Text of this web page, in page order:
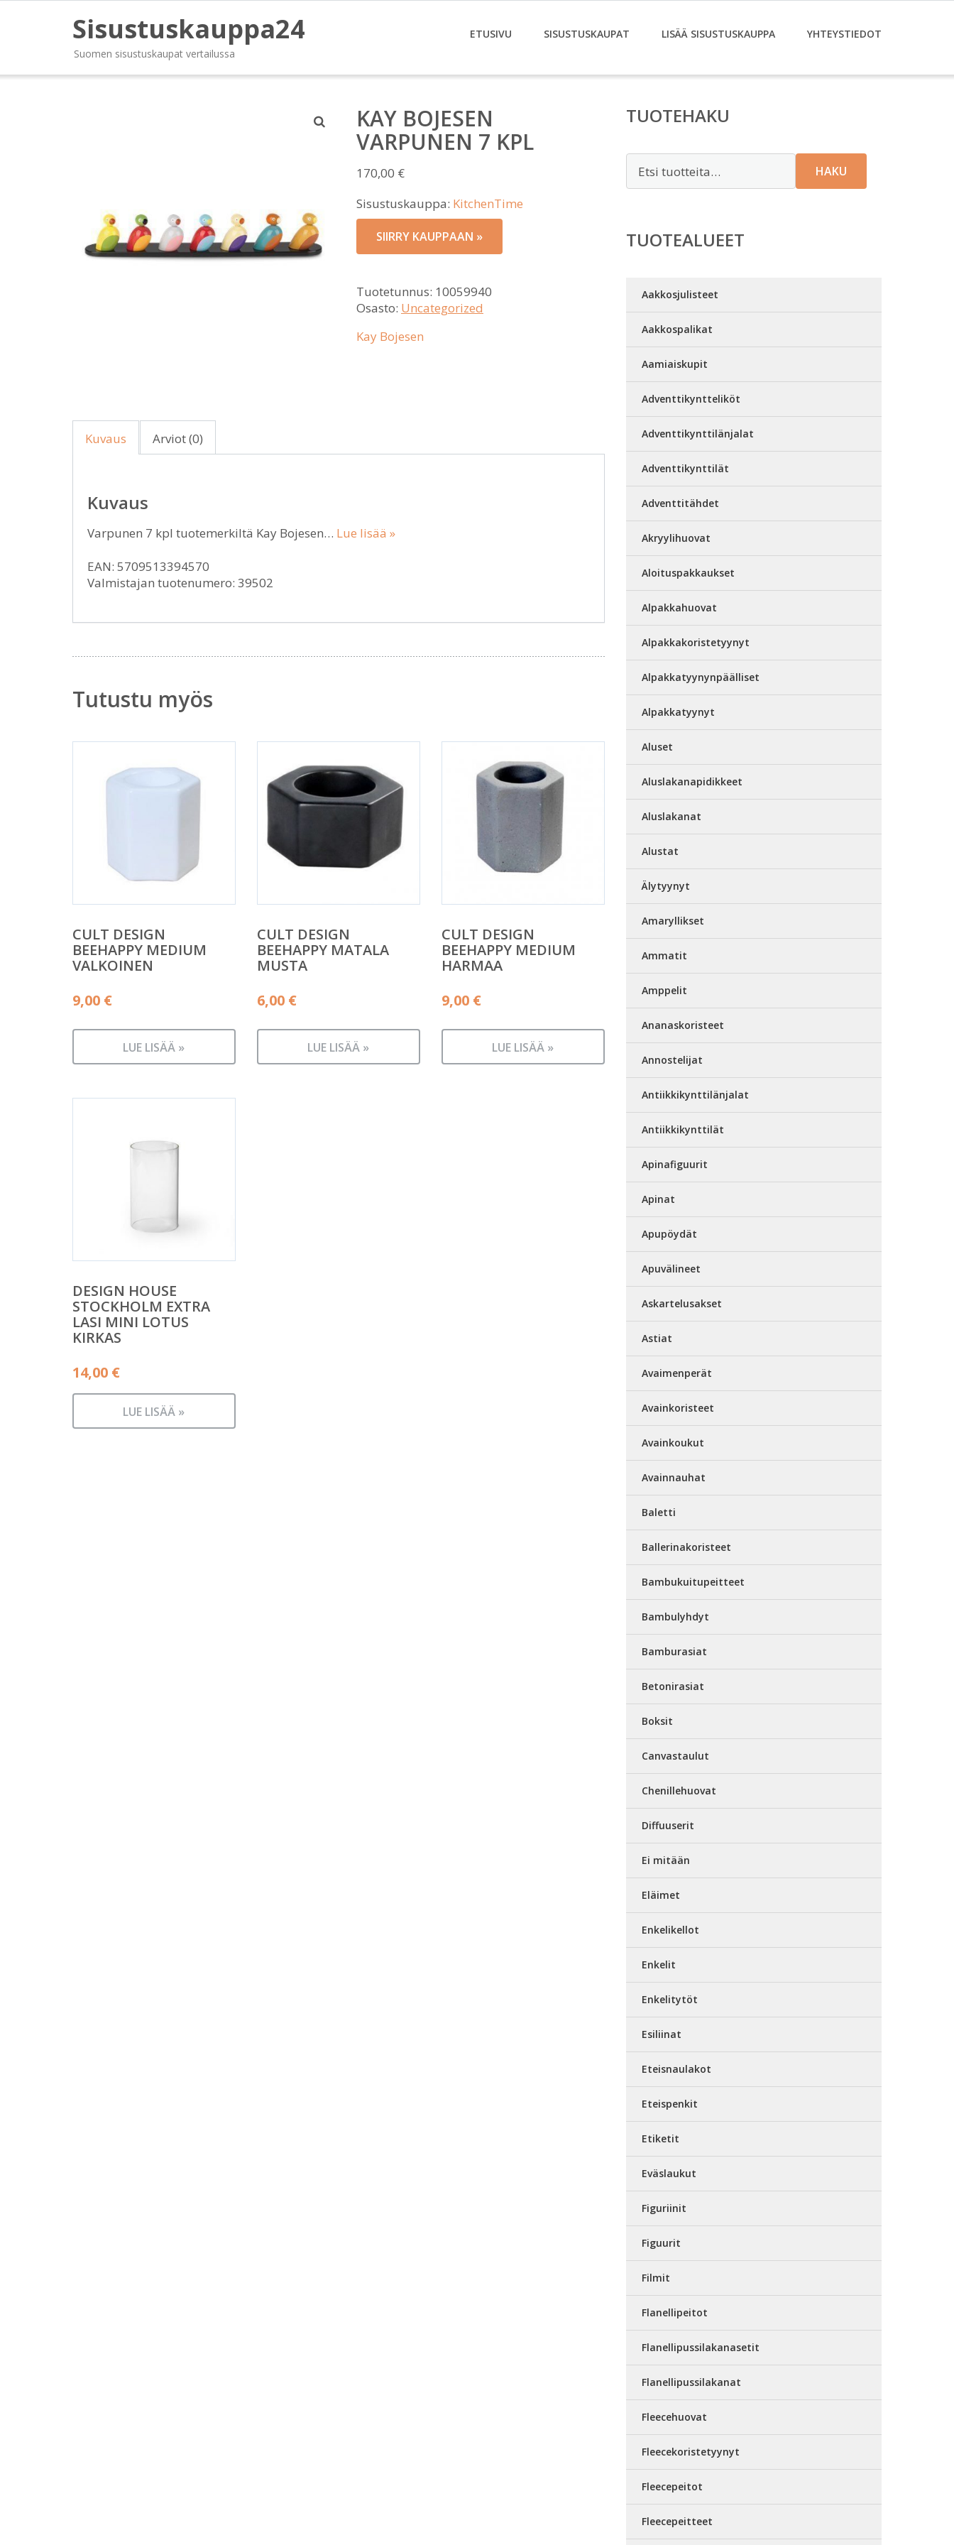
Sisustuskauppa24
Suomen sisustuskaupat vertailussa
ETUSIVU SISUSTUSKAUPAT LISÄÄ SISUSTUSKAUPPA YHTEYSTIEDOT
KAY BOJESEN
VARPUNEN 7 KPL
170,00 €
Sisustuskauppa: KitchenTime
SIIRRY KAUPPAAN »
Tuotetunnus: 10059940
Osasto: Uncategorized
Kay Bojesen
Kuvaus Arviot (0)
Kuvaus
Varpunen 7 kpl tuotemerkiltä Kay Bojesen… Lue lisää »
EAN: 5709513394570
Valmistajan tuotenumero: 39502
Tutustu myös
CULT DESIGN
BEEHAPPY MEDIUM
VALKOINEN
9,00 €
LUE LISÄÄ »
CULT DESIGN
BEEHAPPY MATALA
MUSTA
6,00 €
LUE LISÄÄ »
CULT DESIGN
BEEHAPPY MEDIUM
HARMAA
9,00 €
LUE LISÄÄ »
DESIGN HOUSE
STOCKHOLM EXTRA
LASI MINI LOTUS
KIRKAS
14,00 €
LUE LISÄÄ »
TUOTEHAKU
HAKU
TUOTEALUEET
Aakkosjulisteet
Aakkospalikat
Aamiaiskupit
Adventtikyntteliköt
Adventtikynttilänjalat
Adventtikynttilät
Adventtitähdet
Akryylihuovat
Aloituspakkaukset
Alpakkahuovat
Alpakkakoristetyynyt
Alpakkatyynynpäälliset
Alpakkatyynyt
Aluset
Aluslakanapidikkeet
Aluslakanat
Alustat
Älytyynyt
Amaryllikset
Ammatit
Amppelit
Ananaskoristeet
Annostelijat
Antiikkikynttilänjalat
Antiikkikynttilät
Apinafiguurit
Apinat
Apupöydät
Apuvälineet
Askartelusakset
Astiat
Avaimenperät
Avainkoristeet
Avainkoukut
Avainnauhat
Baletti
Ballerinakoristeet
Bambukuitupeitteet
Bambulyhdyt
Bamburasiat
Betonirasiat
Boksit
Canvastaulut
Chenillehuovat
Diffuuserit
Ei mitään
Eläimet
Enkelikellot
Enkelit
Enkelitytöt
Esiliinat
Eteisnaulakot
Eteispenkit
Etiketit
Eväslaukut
Figuriinit
Figuurit
Filmit
Flanellipeitot
Flanellipussilakanasetit
Flanellipussilakanat
Fleecehuovat
Fleecekoristetyynyt
Fleecepeitot
Fleecepeitteet